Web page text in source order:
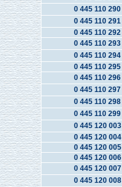
0 445 110 290
0 445 110 291
0 445 110 292
0 445 110 293
0 445 110 294
0 445 110 295
0 445 110 296
0 445 110 297
0 445 110 298
0 445 110 299
0 445 120 003
0 445 120 004
0 445 120 005
0 445 120 006
0 445 120 007
0 445 120 008